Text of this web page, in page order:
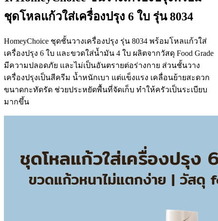
ชุดโหลแก้วใส่เครื่องปรุง 6 ใบ รุ่น 8034
HomeyChoice ชุดชั้นวางเครื่องปรุง รุ่น 8034 พร้อมโหลแก้วใส่
เครื่องปรุง 6 ใบ และขวดใส่น้ำมัน 4 ใบ ผลิตจากวัสดุ Food Grade
มีความปลอดภัย และไม่เป็นอันตรายต่อร่างกาย ส่วนชั้นวาง
เครื่องปรุงเป็นสีครีม น้ำหนักเบา แต่แข็งแรง เคลื่อนย้ายสะดวก
ขนาดกะทัดรัด ช่วยประหยัดพื้นที่จัดเก็บ ทำให้ครัวเป็นระเบียบ
มากขึ้น